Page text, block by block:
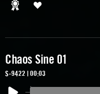
Chaos Sine 01
S-9422 | 00:03